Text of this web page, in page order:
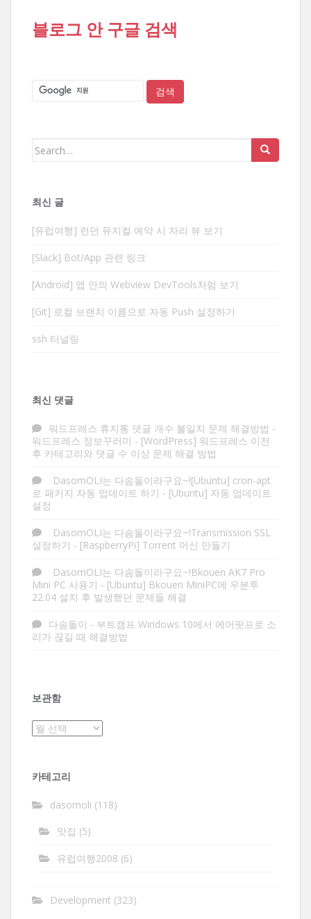
블로그 안 구글 검색
Search
최신 글
[유럽여행] 런던 뮤지컬 예약 시 자리 뷰 보기
[Slack] Bot/App 관련 링크
[Android] 앱 안의 Webview DevTools처럼 보기
[Git] 로컬 브랜치 이름으로 자동 Push 설정하기
ssh 터널링
최신 댓글
워드프레스 휴지통 댓글 개수 불일치 문제 해결방법 -
워드프레스 정보꾸러미 - [WordPress] 워드프레스 이전
후 카테고리와 댓글 수 이상 문제 해결 방법
DasomOLI는 다솜돌이라구요~![Ubuntu] cron-apt
로 패키지 자동 업데이트 하기 - [Ubuntu] 자동 업데이트
설정
DasomOLI는 다솜돌이라구요~!Transmission SSL
설정하기 - [RaspberryPi] Torrent 머신 만들기
DasomOLI는 다솜돌이라구요~!Bkouen AK7 Pro
Mini PC 사용기 - [Ubuntu] Bkouen MiniPC에 우분투
22.04 설치 후 발생했던 문제들 해결
다솜돌이 - 부트캠프 Windows 10에서 에어팟프로 소
리가 끊길 때 해결방법
보관함
보
카테고리
dasomoli (118)
맛집 (5)
유럽여행2008 (6)
Development (323)